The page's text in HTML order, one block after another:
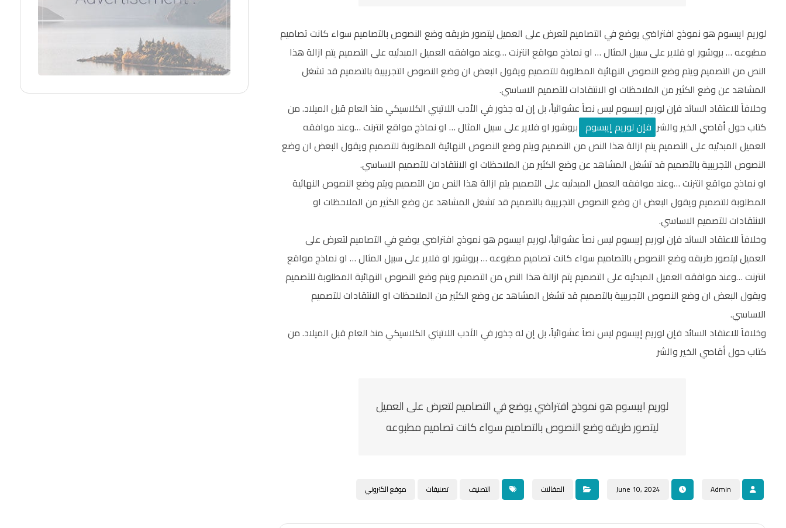
لوريم ايبسوم هو نموذج افتراضي يوضع في التصاميم لتعرض على العميل ليتصور طريقه وضع النصوص بالتصاميم سواء كانت تصاميم
مطبوعه … بروشور او فلاير على سبيل المثال … او نماذج مواقع انترنت …وعند موافقه العميل المبدئيه على التصميم يتم ازالة هذا
النص من التصميم ويتم وضع النصوص النهائية المطلوبة للتصميم ويقول البعض ان وضع النصوص التجريبية بالتصميم قد تشغل
المشاهد عن وضع الكثير من الملاحظات او الانتقادات للتصميم الاساسي.
وخلافاَ للاعتقاد السائد فإن لوريم إيبسوم ليس نصاَ عشوائياً، بل إن له جذور في الأدب اللاتيني الكلاسيكي منذ العام قبل الميلاد. من
كتاب حول أقاصي الخير والشر فإن لوريم إيبسوم بروشور او فلاير على سبيل المثال … او نماذج مواقع انترنت …وعند موافقه
العميل المبدئيه على التصميم يتم ازالة هذا النص من التصميم ويتم وضع النصوص النهائية المطلوبة للتصميم ويقول البعض ان وضع
النصوص التجريبية بالتصميم قد تشغل المشاهد عن وضع الكثير من الملاحظات او الانتقادات للتصميم الاساسي.
او نماذج مواقع انترنت …وعند موافقه العميل المبدئيه على التصميم يتم ازالة هذا النص من التصميم ويتم وضع النصوص النهائية
المطلوبة للتصميم ويقول البعض ان وضع النصوص التجريبية بالتصميم قد تشغل المشاهد عن وضع الكثير من الملاحظات او
الانتقادات للتصميم الاساسي.
وخلافاَ للاعتقاد السائد فإن لوريم إيبسوم ليس نصاَ عشوائياً، لوريم ايبسوم هو نموذج افتراضي يوضع في التصاميم لتعرض على
العميل ليتصور طريقه وضع النصوص بالتصاميم سواء كانت تصاميم مطبوعه … بروشور او فلاير على سبيل المثال … او نماذج مواقع
انترنت …وعند موافقه العميل المبدئيه على التصميم يتم ازالة هذا النص من التصميم ويتم وضع النصوص النهائية المطلوبة للتصميم
ويقول البعض ان وضع النصوص التجريبية بالتصميم قد تشغل المشاهد عن وضع الكثير من الملاحظات او الانتقادات للتصميم
الاساسي.
وخلافاَ للاعتقاد السائد فإن لوريم إيبسوم ليس نصاَ عشوائياً، بل إن له جذور في الأدب اللاتيني الكلاسيكي منذ العام قبل الميلاد. من
كتاب حول أقاصي الخير والشر
لوريم ايبسوم هو نموذج افتراضي يوضع في التصاميم لتعرض على العميل
ليتصور طريقه وضع النصوص بالتصاميم سواء كانت تصاميم مطبوعه
Admin
June 10, 2024 المقالات التصنيف تصنيفات موقع الكتروني